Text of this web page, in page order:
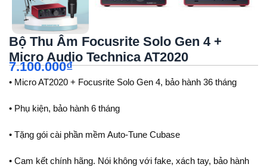
Bộ Thu Âm Focusrite Solo Gen 4 +
Micro Audio Technica AT2020
7.100.000₫
• Micro AT2020 + Focusrite Solo Gen 4, bảo hành 36 tháng
• Phụ kiện, bảo hành 6 tháng
• Tặng gói cài phần mềm Auto-Tune Cubase
• Cam kết chính hãng. Nói không với fake, xách tay, bảo hành